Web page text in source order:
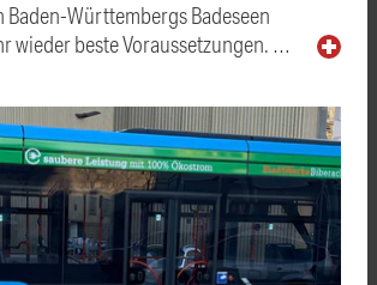
Baden-Württembergs Badeseen
wieder beste Voraussetzungen. …